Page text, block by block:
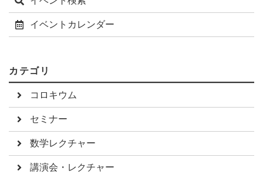
イベントカレンダー
カテゴリ
コロキウム
セミナー
数学レクチャー
講演会・レクチャー